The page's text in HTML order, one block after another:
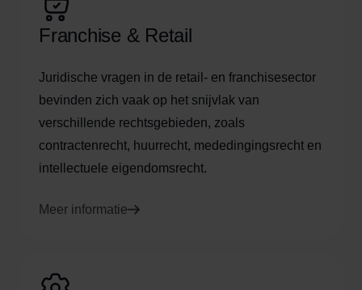
Franchise & Retail
Juridische vragen in de retail- en franchisesector
bevinden zich vaak op het snijvlak van
verschillende rechtsgebieden, zoals
contractenrecht, huurrecht, mededingingsrecht en
intellectuele eigendomsrecht.
Meer informatie